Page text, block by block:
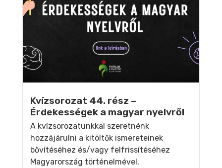
Kvízsorozat 44. rész –
Érdekességek a magyar nyelvről
A kvízsorozatunkkal szeretnénk
hozzájárulni a kitöltők ismereteinek
bővítéséhez és/vagy felfrissítéséhez
Magyarország történelmével,